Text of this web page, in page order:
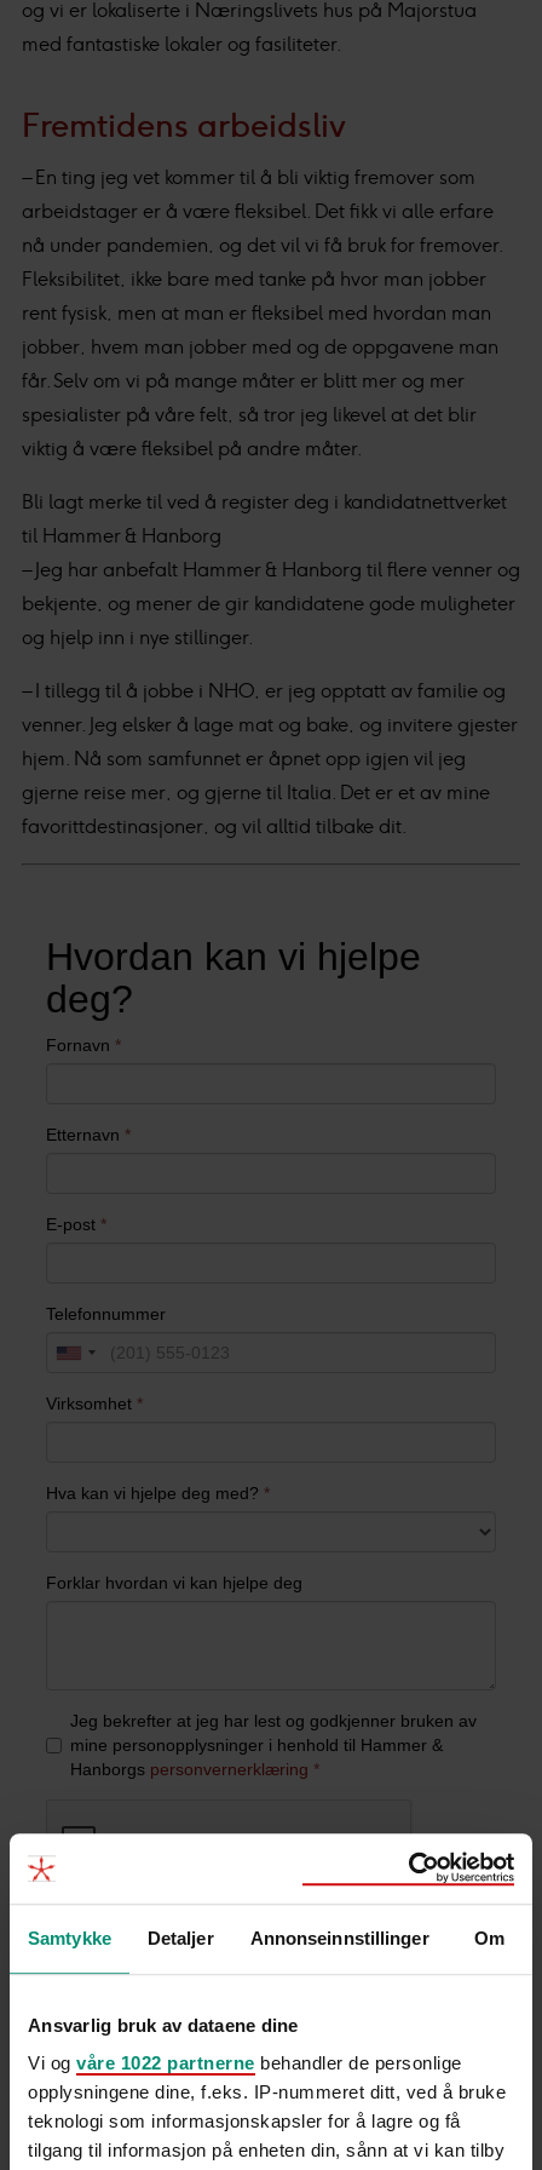
Samtykke Detaljer Annonseinnstillinger Om
Ansvarlig bruk av dataene dine
Vi og våre 1022 partnerne behandler de personlige
opplysningene dine, f.eks. IP-nummeret ditt, ved å bruke
teknologi som informasjonskapsler for å lagre og få
tilgang til informasjon på enheten din, sånn at vi kan tilby
og vi er lokaliserte i Næringslivets hus på Majorstua
med fantastiske lokaler og fasiliteter.
Fremtidens arbeidsliv
– En ting jeg vet kommer til å bli viktig fremover som
arbeidstager er å være fleksibel. Det fikk vi alle erfare
nå under pandemien, og det vil vi få bruk for fremover.
Fleksibilitet, ikke bare med tanke på hvor man jobber
rent fysisk, men at man er fleksibel med hvordan man
jobber, hvem man jobber med og de oppgavene man
får. Selv om vi på mange måter er blitt mer og mer
spesialister på våre felt, så tror jeg likevel at det blir
viktig å være fleksibel på andre måter.
Bli lagt merke til ved å register deg i kandidatnettverket
til Hammer & Hanborg
– Jeg har anbefalt Hammer & Hanborg til flere venner og
bekjente, og mener de gir kandidatene gode muligheter
og hjelp inn i nye stillinger.
– I tillegg til å jobbe i NHO, er jeg opptatt av familie og
venner. Jeg elsker å lage mat og bake, og invitere gjester
hjem. Nå som samfunnet er åpnet opp igjen vil jeg
gjerne reise mer, og gjerne til Italia. Det er et av mine
favorittdestinasjoner, og vil alltid tilbake dit.
Relaterte innlegg